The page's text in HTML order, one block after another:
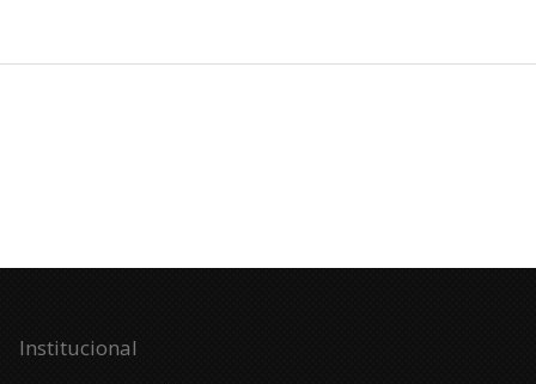
Institucional